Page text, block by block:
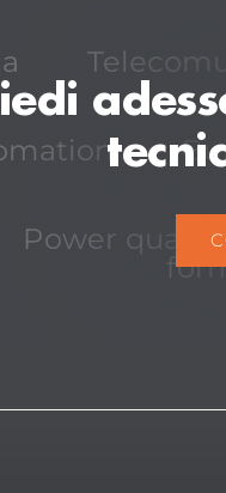
Power quality